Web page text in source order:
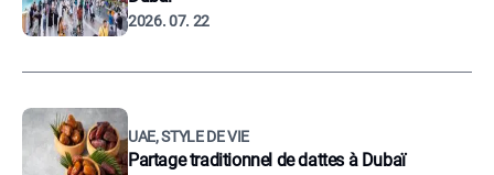
2026. 07. 22
UAE, STYLE DE VIE
Partage traditionnel de dattes à Dubaï